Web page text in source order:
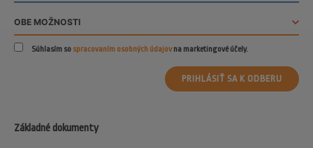
Základné dokumenty
Súhlasím so spracovaním osobných údajovna marketingové účely.
PRIHLÁSIŤ SA K ODBERU